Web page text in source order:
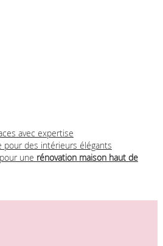
avec expertise
pour des intérieurs élégants
une rénovation maison haut de